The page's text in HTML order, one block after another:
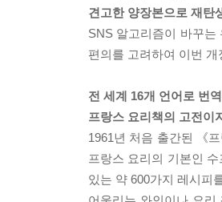
견고한 양장본으로 재탄
SNS 알고리즘이 바꾸
편의를 고려하여 이번
전 세계 16개 언어로 번
프랑스 요리책의 고전이
1961년 처음 출간된 《
프랑스 요리의 기본인
있는 약 600가지 레시피